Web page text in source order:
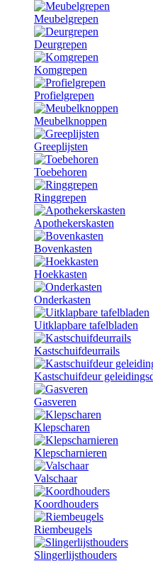
Meubelgrepen
Deurgrepen
Komgrepen
Profielgrepen
Meubelknoppen
Greeplijsten
Toebehoren
Ringgrepen
Apothekerskasten
Bovenkasten
Hoekkasten
Onderkasten
Uitklapbare tafelbladen
Kastschuifdeurrails
Kastschuifdeur
Gasveren
Klepscharen
Klepscharnieren
Valschaar
Koordhouders
Riembeugels
Slingerlijsthouders